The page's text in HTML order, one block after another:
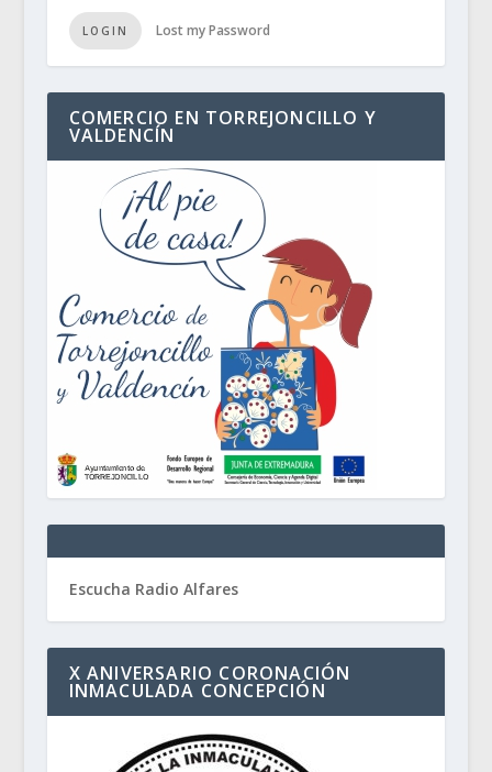
LOGIN Lost my Password
COMERCIO EN TORREJONCILLO Y
VALDENCÍN
Escucha Radio Alfares
X ANIVERSARIO CORONACIÓN
INMACULADA CONCEPCIÓN